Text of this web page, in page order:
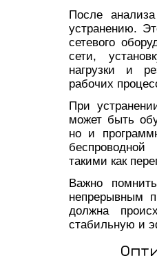
После
устранению.
сетевого
сети,
нагрузки и
рабочих
При
может быть
но и
такими как
Важно
непрерывным
должна
стабильную и